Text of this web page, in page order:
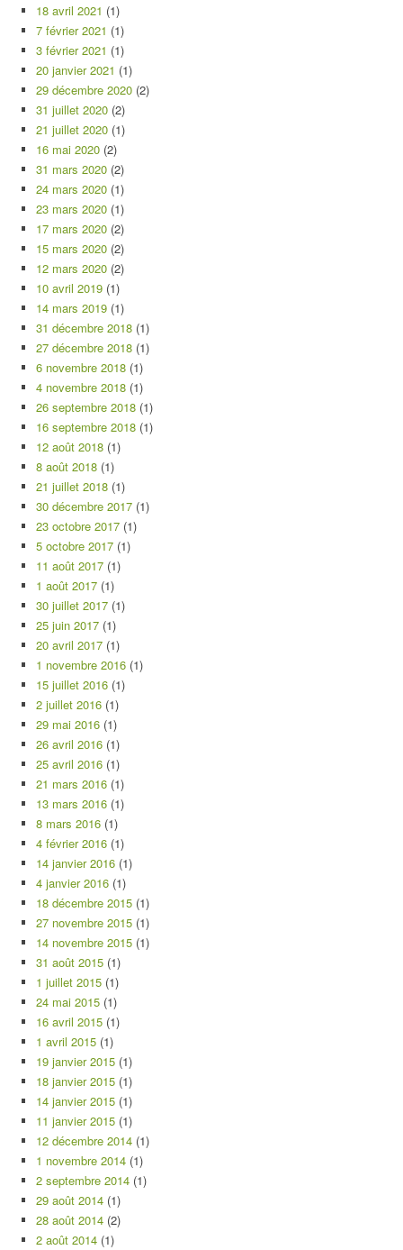
18 avril 2021 (1)
7 février 2021 (1)
3 février 2021 (1)
20 janvier 2021 (1)
29 décembre 2020 (2)
31 juillet 2020 (2)
21 juillet 2020 (1)
16 mai 2020 (2)
31 mars 2020 (2)
24 mars 2020 (1)
23 mars 2020 (1)
17 mars 2020 (2)
15 mars 2020 (2)
12 mars 2020 (2)
10 avril 2019 (1)
14 mars 2019 (1)
31 décembre 2018 (1)
27 décembre 2018 (1)
6 novembre 2018 (1)
4 novembre 2018 (1)
26 septembre 2018 (1)
16 septembre 2018 (1)
12 août 2018 (1)
8 août 2018 (1)
21 juillet 2018 (1)
30 décembre 2017 (1)
23 octobre 2017 (1)
5 octobre 2017 (1)
11 août 2017 (1)
1 août 2017 (1)
30 juillet 2017 (1)
25 juin 2017 (1)
20 avril 2017 (1)
1 novembre 2016 (1)
15 juillet 2016 (1)
2 juillet 2016 (1)
29 mai 2016 (1)
26 avril 2016 (1)
25 avril 2016 (1)
21 mars 2016 (1)
13 mars 2016 (1)
8 mars 2016 (1)
4 février 2016 (1)
14 janvier 2016 (1)
4 janvier 2016 (1)
18 décembre 2015 (1)
27 novembre 2015 (1)
14 novembre 2015 (1)
31 août 2015 (1)
1 juillet 2015 (1)
24 mai 2015 (1)
16 avril 2015 (1)
1 avril 2015 (1)
19 janvier 2015 (1)
18 janvier 2015 (1)
14 janvier 2015 (1)
11 janvier 2015 (1)
12 décembre 2014 (1)
1 novembre 2014 (1)
2 septembre 2014 (1)
29 août 2014 (1)
28 août 2014 (2)
2 août 2014 (1)